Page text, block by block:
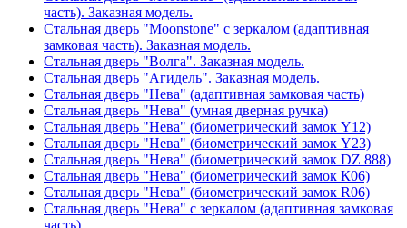
часть). Заказная модель.
Стальная дверь "Moonstone" с зеркалом (адаптивная
замковая часть). Заказная модель.
Стальная дверь "Волга". Заказная модель.
Стальная дверь "Агидель". Заказная модель.
Стальная дверь "Нева" (адаптивная замковая часть)
Стальная дверь "Нева" (умная дверная ручка)
Стальная дверь "Нева" (биометрический замок Y12)
Стальная дверь "Нева" (биометрический замок Y23)
Стальная дверь "Нева" (биометрический замок DZ 888)
Стальная дверь "Нева" (биометрический замок К06)
Стальная дверь "Нева" (биометрический замок R06)
Стальная дверь "Нева" с зеркалом (адаптивная замковая
часть)